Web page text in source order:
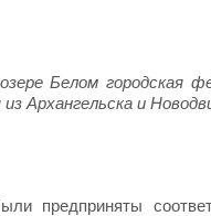
Белом городская
Архангельска и
предприняты